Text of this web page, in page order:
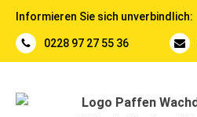
Informieren Sie sich unverbindlich:
0228 97 27 55 36